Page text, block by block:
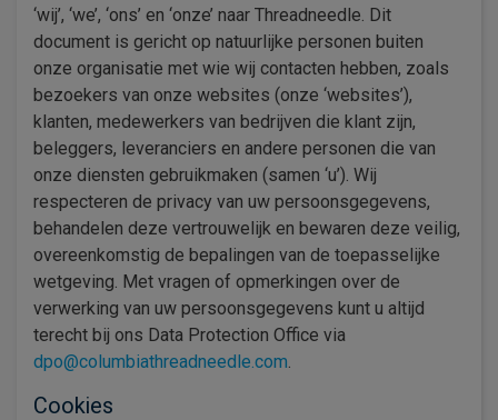
‘wij’, ‘we’, ‘ons’ en ‘onze’ naar Threadneedle. Dit
document is gericht op natuurlijke personen buiten
onze organisatie met wie wij contacten hebben, zoals
bezoekers van onze websites (onze ‘websites’),
klanten, medewerkers van bedrijven die klant zijn,
beleggers, leveranciers en andere personen die van
onze diensten gebruikmaken (samen ‘u’). Wij
respecteren de privacy van uw persoonsgegevens,
behandelen deze vertrouwelijk en bewaren deze veilig,
overeenkomstig de bepalingen van de toepasselijke
wetgeving. Met vragen of opmerkingen over de
verwerking van uw persoonsgegevens kunt u altijd
terecht bij ons Data Protection Office via
dpo@columbiathreadneedle.com.
Cookies